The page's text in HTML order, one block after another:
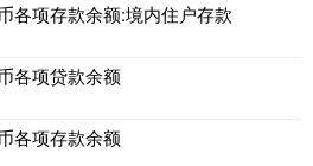
各项存款余额:境内住户存款
各项贷款余额
各项存款余额